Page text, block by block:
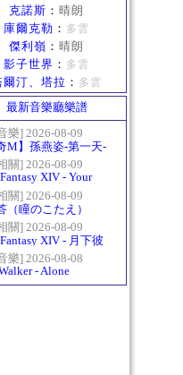
克諾斯 ： 晴朗
庫爾克勒 ： 多雲
傑利嶺 ： 晴朗
影子世界 ： 多雲
爾汀、塔拉 ： 多雲
最新音樂廳樂譜
樂] 2026-08-09
M】孫燕姿-第一天-
關] 2026-08-09
XIV - Your
關] 2026-08-09
（瞳のこたえ）
關] 2026-08-09
XIV - 月下彼
蛮神ツクヨミ討滅
樂] 2026-08-08
- Alone